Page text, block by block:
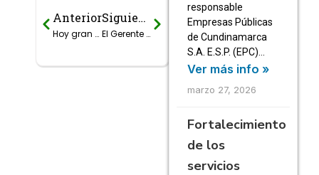
Prev
Anterior
Hoy gran Rueda de oportunidades a través de Asociaciones Público Privadas, en donde Empresas Públicas de Cundinamarca S.A. E.S.P. (EPC) participa.
Siguiente
El Gerente de Empresas Públicas de Cundinamarca S.A. E.S.P. (EPC) Dr. Andrés Ernesto Díaz socializa con los posibles inversionistas
Next
responsable
Empresas Públicas
de Cundinamarca
S.A. E.S.P. (EPC)…
Ver más info »
marzo 27, 2026
Fortalecimiento
de los
servicios